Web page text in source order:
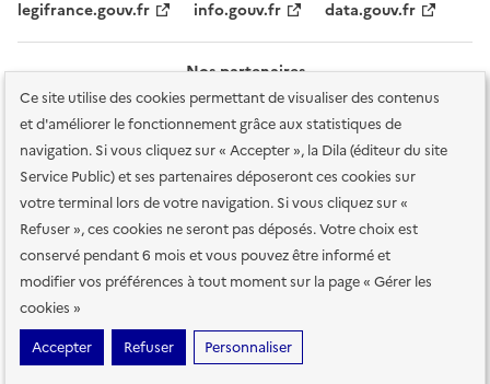
Ce site utilise des cookies permettant de visualiser des contenus
et d'améliorer le fonctionnement grâce aux statistiques de
navigation. Si vous cliquez sur « Accepter », la Dila (éditeur du site
Service Public) et ses partenaires déposeront ces cookies sur
votre terminal lors de votre navigation. Si vous cliquez sur «
Refuser », ces cookies ne seront pas déposés. Votre choix est
conservé pendant 6 mois et vous pouvez être informé et
modifier vos préférences à tout moment sur la page « Gérer les
cookies »
Accepter
Refuser Personnaliser
legifrance.gouv.fr info.gouv.fr data.gouv.fr
Nos partenaires
Plan du site Accessibilité : totalement conforme
Accessibilité des
services en ligne Mentions légales Données personnelles et sécurité
Conditions générales d'utilisation Gestion des cookies
Sauf mention contraire, tous les contenus de ce site sont sous
etalab-2.0